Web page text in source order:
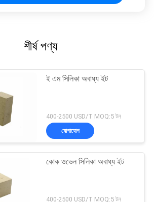
শীর্ষ পণ্য
ই এম সিলিকা অবাধ্য ইট
400-2500 USD/T MOQ:5 টন
যোগাযোগ
কোক ওভেন সিলিকা অবাধ্য ইট
400-2500 USD/T MOQ:5 টন